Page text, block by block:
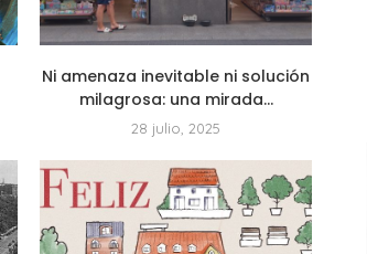
Ni amenaza inevitable ni solución
milagrosa: una mirada...
28 julio, 2025